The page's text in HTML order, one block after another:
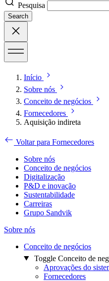
Pesquisa
Search
Início
Sobre nós
Conceito de negócios
Fornecedores
Aquisição indireta
Voltar para Fornecedores
Sobre nós
Conceito de negócios
Digitalização
P&D e inovação
Sustentabilidade
Carreiras
Grupo Sandvik
Sobre nós
Conceito de negócios
Toggle Conceito de
Aprovações do
Fornecedores